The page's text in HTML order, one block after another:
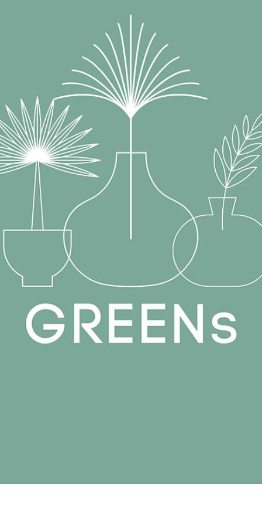
ローズマリー、観葉植物の剪定植替え作
東京都渋谷区
作業時間４時間 作業費用￥４０，０００円ー （植替え３点
剪定６点、用土費用、移動費含む）